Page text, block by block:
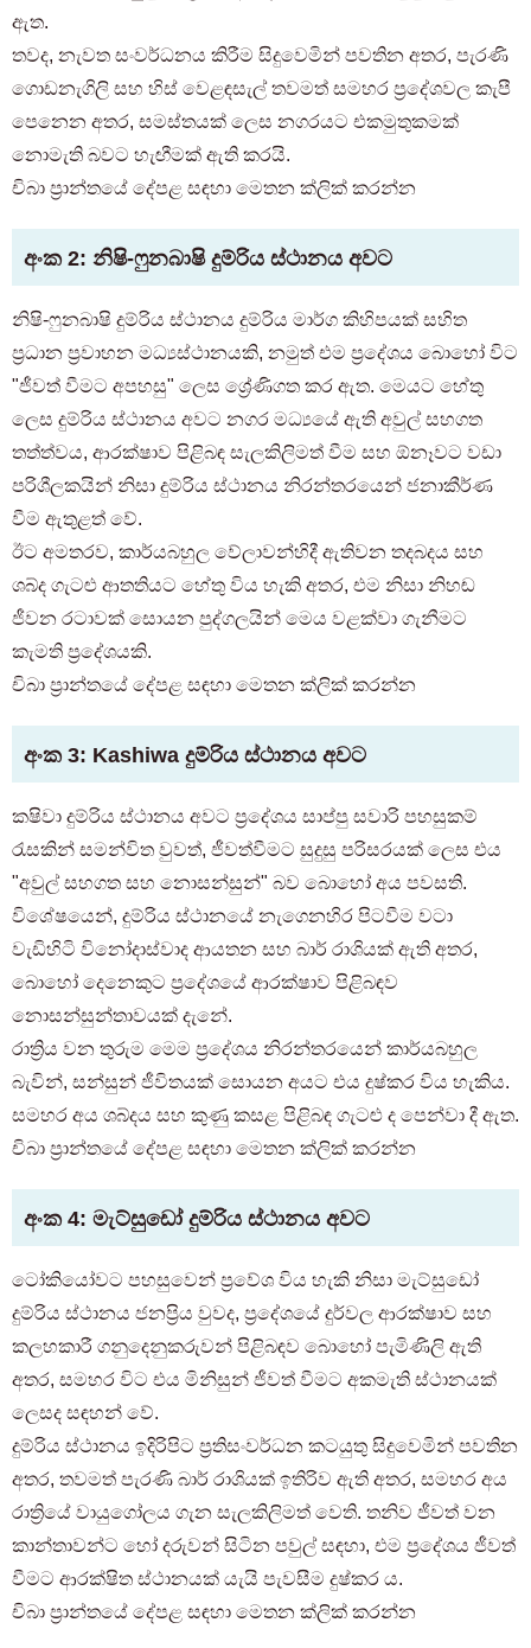
ඇත.
තවද, නැවත සංවර්ධනය කිරීම සිදුවෙමින් පවතින අතර, පැරණි
ගොඩනැගිලි සහ හිස් වෙළඳසැල් තවමත් සමහර ප්‍රදේශවල කැපී
පෙනෙන අතර, සමස්තයක් ලෙස නගරයට එකමුතුකමක්
නොමැති බවට හැඟීමක් ඇති කරයි.
චිබා ප්‍රාන්තයේ දේපළ සඳහා මෙතන ක්ලික් කරන්න
අංක 2: නිෂි-ෆුනබාෂි දුම්රිය ස්ථානය අවට
නිෂි-ෆුනබාෂි දුම්රිය ස්ථානය දුම්රිය මාර්ග කිහිපයක් සහිත
ප්‍රධාන ප්‍රවාහන මධ්‍යස්ථානයකි, නමුත් එම ප්‍රදේශය බොහෝ විට
"ජීවත් වීමට අපහසු" ලෙස ශ්‍රේණිගත කර ඇත. මෙයට හේතු
ලෙස දුම්රිය ස්ථානය අවට නගර මධ්‍යයේ ඇති අවුල් සහගත
තත්ත්වය, ආරක්ෂාව පිළිබඳ සැලකිලිමත් වීම සහ ඕනෑවට වඩා
පරිශීලකයින් නිසා දුම්රිය ස්ථානය නිරන්තරයෙන් ජනාකීර්ණ
වීම ඇතුළත් වේ.
ඊට අමතරව, කාර්යබහුල වේලාවන්හිදී ඇතිවන තදබදය සහ
ශබ්ද ගැටළු ආතතියට හේතු විය හැකි අතර, එම නිසා නිහඬ
ජීවන රටාවක් සොයන පුද්ගලයින් මෙය වළක්වා ගැනීමට
කැමති ප්‍රදේශයකි.
චිබා ප්‍රාන්තයේ දේපළ සඳහා මෙතන ක්ලික් කරන්න
අංක 3: Kashiwa දුම්රිය ස්ථානය අවට
කෂිවා දුම්රිය ස්ථානය අවට ප්‍රදේශය සාප්පු සවාරි පහසුකම්
රැසකින් සමන්විත වුවත්, ජීවත්වීමට සුදුසු පරිසරයක් ලෙස එය
"අවුල් සහගත සහ නොසන්සුන්" බව බොහෝ අය පවසති.
විශේෂයෙන්, දුම්රිය ස්ථානයේ නැගෙනහිර පිටවීම වටා
වැඩිහිටි විනෝදාස්වාද ආයතන සහ බාර් රාශියක් ඇති අතර,
බොහෝ දෙනෙකුට ප්‍රදේශයේ ආරක්ෂාව පිළිබඳව
නොසන්සුන්තාවයක් දැනේ.
රාත්‍රිය වන තුරුම මෙම ප්‍රදේශය නිරන්තරයෙන් කාර්යබහුල
බැවින්, සන්සුන් ජීවිතයක් සොයන අයට එය දුෂ්කර විය හැකිය.
සමහර අය ශබ්දය සහ කුණු කසළ පිළිබඳ ගැටළු ද පෙන්වා දී ඇත.
චිබා ප්‍රාන්තයේ දේපළ සඳහා මෙතන ක්ලික් කරන්න
අංක 4: මැට්සුඩෝ දුම්රිය ස්ථානය අවට
ටෝකියෝවට පහසුවෙන් ප්‍රවේශ විය හැකි නිසා මැට්සුඩෝ
දුම්රිය ස්ථානය ජනප්‍රිය වුවද, ප්‍රදේශයේ දුර්වල ආරක්ෂාව සහ
කලහකාරී ගනුදෙනුකරුවන් පිළිබඳව බොහෝ පැමිණිලි ඇති
අතර, සමහර විට එය මිනිසුන් ජීවත් වීමට අකමැති ස්ථානයක්
ලෙසද සඳහන් වේ.
දුම්රිය ස්ථානය ඉදිරිපිට ප්‍රතිසංවර්ධන කටයුතු සිදුවෙමින් පවතින
අතර, තවමත් පැරණි බාර් රාශියක් ඉතිරිව ඇති අතර, සමහර අය
රාත්‍රියේ වායුගෝලය ගැන සැලකිලිමත් වෙති. තනිව ජීවත් වන
කාන්තාවන්ට හෝ දරුවන් සිටින පවුල් සඳහා, එම ප්‍රදේශය ජීවත්
වීමට ආරක්ෂිත ස්ථානයක් යැයි පැවසීම දුෂ්කර ය.
චිබා ප්‍රාන්තයේ දේපළ සඳහා මෙතන ක්ලික් කරන්න
03-6712-4346